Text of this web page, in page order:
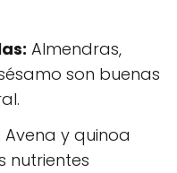
Almendras,
son buenas
Avena y quinoa
nutrientes